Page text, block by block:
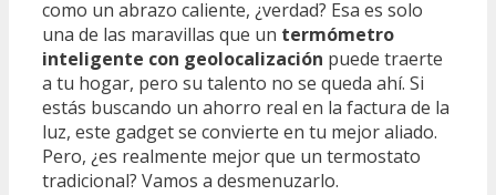
como un abrazo caliente, ¿verdad? Esa es solo
una de las maravillas que un termómetro
inteligente con geolocalización puede traerte
a tu hogar, pero su talento no se queda ahí. Si
estás buscando un ahorro real en la factura de la
luz, este gadget se convierte en tu mejor aliado.
Pero, ¿es realmente mejor que un termostato
tradicional? Vamos a desmenuzarlo.